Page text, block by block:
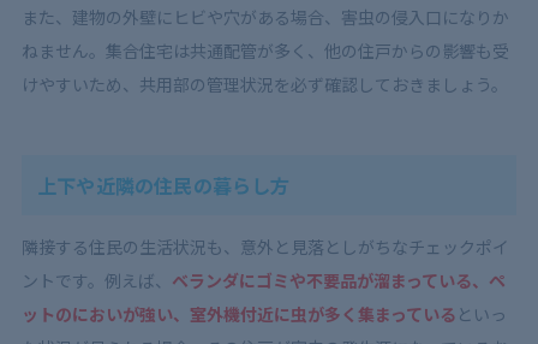
また、建物の外壁にヒビや穴がある場合、害虫の侵入口になりか
ねません。集合住宅は共通配管が多く、他の住戸からの影響も受
けやすいため、共用部の管理状況を必ず確認しておきましょう。
上下や近隣の住民の暮らし方
隣接する住民の生活状況も、意外と見落としがちなチェックポイ
ントです。例えば、 ベランダにゴミや不要品が溜まっている、ペ
ットのにおいが強い、室外機付近に虫が多く集まっている といっ